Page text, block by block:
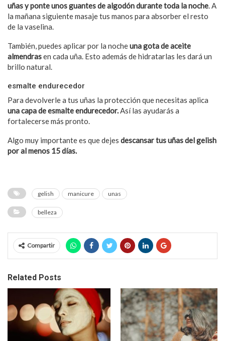
uñas y ponte unos guantes de algodón durante toda la noche. A
la mañana siguiente masaje tus manos para absorber el resto
de la vaselina.
También, puedes aplicar por la nocheuna gota de aceite
almendrasen cada uña. Esto además de hidratarlas les dará un
brillo natural.
esmalte endurecedor
Para devolverle a tus uñas la protección que necesitas aplica
una capa de esmalte endurecedor.Así las ayudarás a
fortalecerse más pronto.
Algo muy importante es que dejes descansar tus uñas del gelish
por al menos 15 días.
gelish manicure unas
belleza
Compartir
Related Posts